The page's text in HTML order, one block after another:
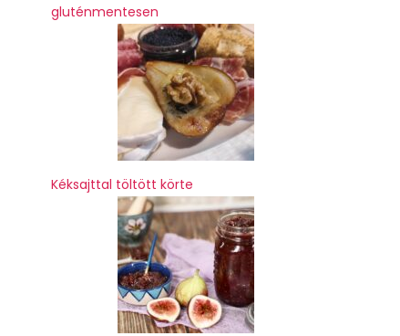
gluténmentesen
Kéksajttal töltött körte